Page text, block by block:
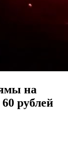
на
рублей